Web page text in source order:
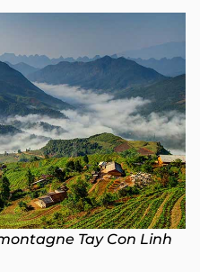
Tay Con Linh